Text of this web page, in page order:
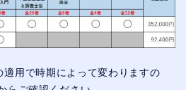
用で時期によって変わりますの